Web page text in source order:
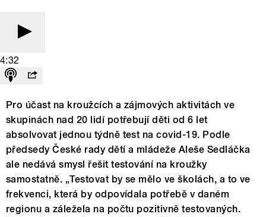
4:32
Pro účast na kroužcích a zájmových aktivitách ve
skupinách nad 20 lidí potřebují děti od 6 let
absolvovat jednou týdně test na covid-19. Podle
předsedy České rady dětí a mládeže Aleše Sedláčka
ale nedává smysl řešit testování na kroužky
samostatně. „Testovat by se mělo ve školách, a to ve
frekvenci, která by odpovídala potřebě v daném
regionu a záležela na počtu pozitivně testovaných.